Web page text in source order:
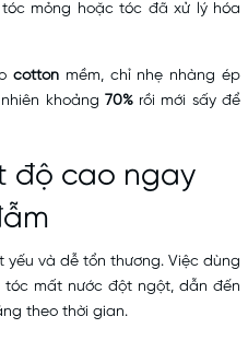
mỏng hoặc tóc đã xử lý hóa
cottonmềm, chỉ nhẹ nhàng ép
khoảng 70%rồi mới sấy để
độ cao ngay
yếu và dễ tổn thương. Việc dùng
mất nước đột ngột, dẫn đến
theo thời gian.